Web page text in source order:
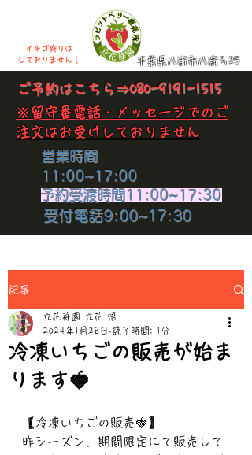
イチゴ狩りは
​しておりません！
千葉県八街市八街ろ25
​ご予約はこちら⇒080-9191-1515
​※留守番電話・メッセージでのご
注文はお受けしておりません
​営業時間
11:00~17:00
​予約受渡時間11:00~17:30
​受付電話9:00~17:30
記事
冷凍いちごの販売が始ま
ります🍓
立花苺園 立花 悟
2024年1月28日 読了時間: 1分
【冷凍いちごの販売🍓】
昨シーズン、期間限定にて販売して